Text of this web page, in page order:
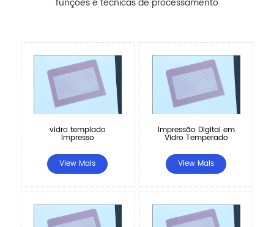
vidro templado
impresso
View Mais
Impressão Digital em
Vidro Temperado
View Mais